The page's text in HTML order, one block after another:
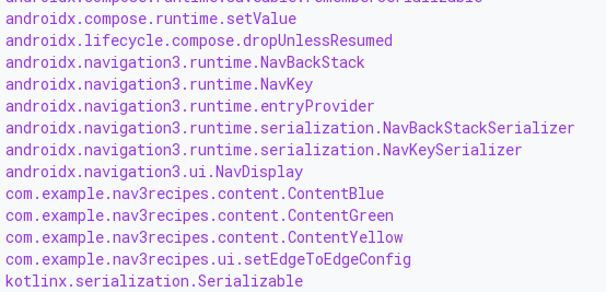
androidx.compose.runtime.setValue
androidx.lifecycle.compose.dropUnlessResumed
androidx.navigation3.runtime.NavBackStack
androidx.navigation3.runtime.NavKey
androidx.navigation3.runtime.entryProvider
androidx.navigation3.runtime.serialization.NavBackStackSerializer
androidx.navigation3.runtime.serialization.NavKeySerializer
androidx.navigation3.ui.NavDisplay
com.example.nav3recipes.content.ContentBlue
com.example.nav3recipes.content.ContentGreen
com.example.nav3recipes.content.ContentYellow
com.example.nav3recipes.ui.setEdgeToEdgeConfig
kotlinx.serialization.Serializable